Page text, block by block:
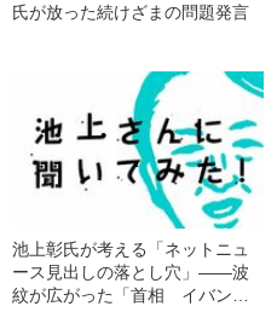
氏が放った続けざまの問題発言
池上彰氏が考える「ネットニュ
ース見出しの落とし穴」――波
紋が広がった「首相 イバンカ